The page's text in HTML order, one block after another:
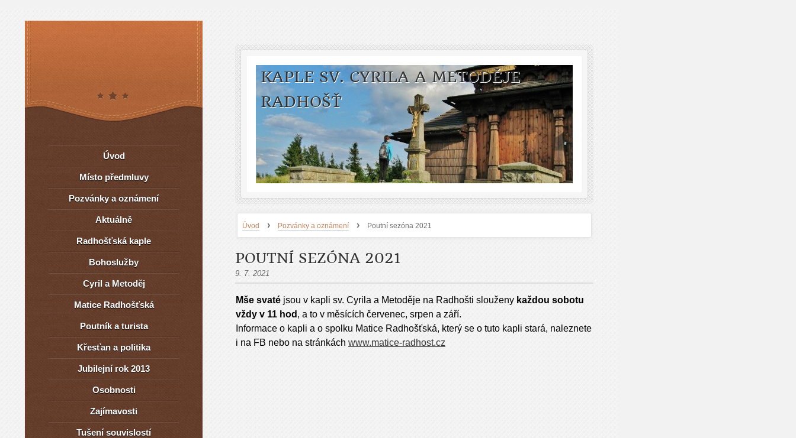
KAPLE SV. CYRILA A METODĚJE
RADHOŠŤ
Úvod › Pozvánky a oznámení › Poutní sezóna 2021
POUTNÍ SEZÓNA 2021
9. 7. 2021
Mše svaté jsou v kapli sv. Cyrila a Metoděje na Radhošti slouženy každou sobotu
vždy v 11 hod , a to v měsících červenec, srpen a září.
Informace o kapli a o spolku Matice Radhošťská, který se o tuto kapli stará, naleznete
i na FB nebo na stránkách www.matice-radhost.cz
Úvod
Místo předmluvy
Pozvánky a oznámení
Aktuálně
Radhošťská kaple
Bohoslužby
Cyril a Metoděj
Matice Radhošťská
Poutník a turista
Křesťan a politika
Jubilejní rok 2013
Osobnosti
Zajímavosti
Tušení souvislostí